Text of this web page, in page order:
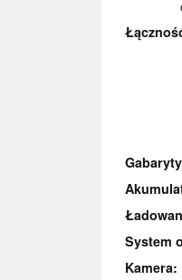
Gabaryty
System
Kamera